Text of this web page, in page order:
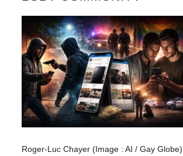
Roger-Luc Chayer (Image : AI / Gay Globe)